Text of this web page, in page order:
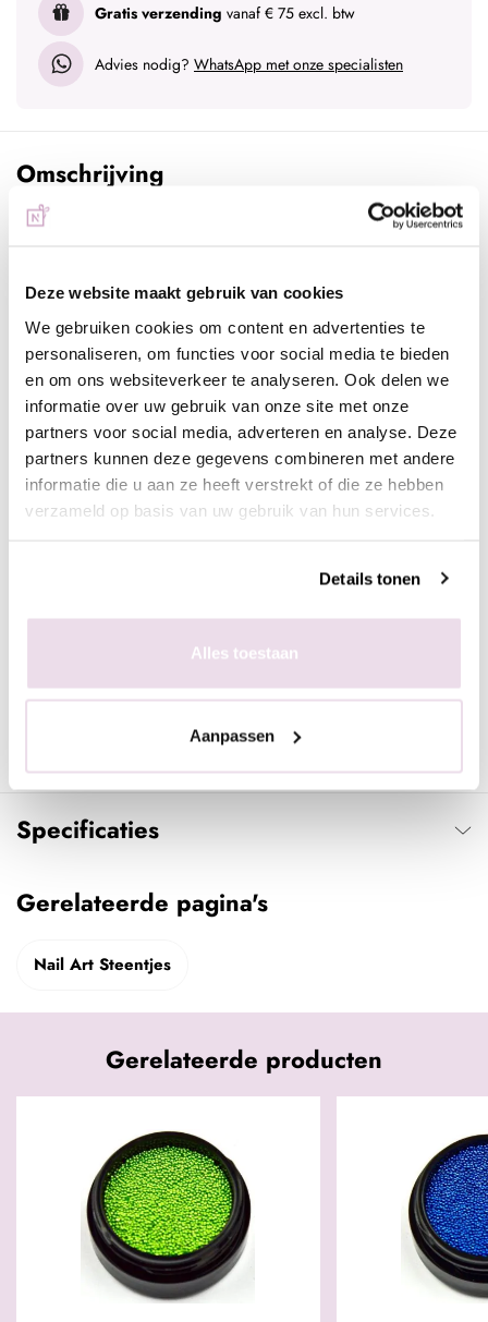
Deze website maakt gebruik van cookies
We gebruiken cookies om content en advertenties te
personaliseren, om functies voor social media te bieden
en om ons websiteverkeer te analyseren. Ook delen we
informatie over uw gebruik van onze site met onze
partners voor social media, adverteren en analyse. Deze
partners kunnen deze gegevens combineren met andere
informatie die u aan ze heeft verstrekt of die ze hebben
verzameld op basis van uw gebruik van hun services.
Details tonen
Alles toestaan
Aanpassen
Gratis verzending vanaf € 75 excl. btw
Advies nodig? WhatsApp met onze specialisten
Omschrijving
Swarovski Crystal Meridian Blue SS05
een uiterst hoog bling gehalte in de kleur Crystal Meridian Blue.
Deze stenen maken zowel de basisnagels als nailart sets
helemaal compleet.
Deze verpakking bevat 80 st.
Werkwijze:
- Bereid de natuurlijke of kunstnagel voor zoals gebruikelijk;
- Breng de ondergrond naar wens aan en hard deze uit;
- Lak de nagel af met een topcoat naar wens en hard deze uit;
gewenste plek, pak de de swarovski steentjes op met de
Indien gewenst kunnen de stenen ook meteen op de kleur
liggen de stenen ''in'' de topcoat en blijven deze nog beter
zitten.
Specificaties
Gerelateerde pagina's
Nail Art Steentjes
Gerelateerde producten